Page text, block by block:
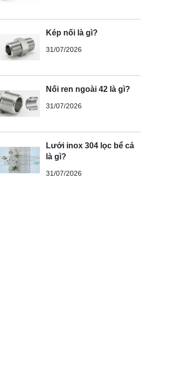
Kép nối là gì?
31/07/2026
Nối ren ngoài 42 là gì?
31/07/2026
Lưới inox 304 lọc bể cá
là gì?
31/07/2026